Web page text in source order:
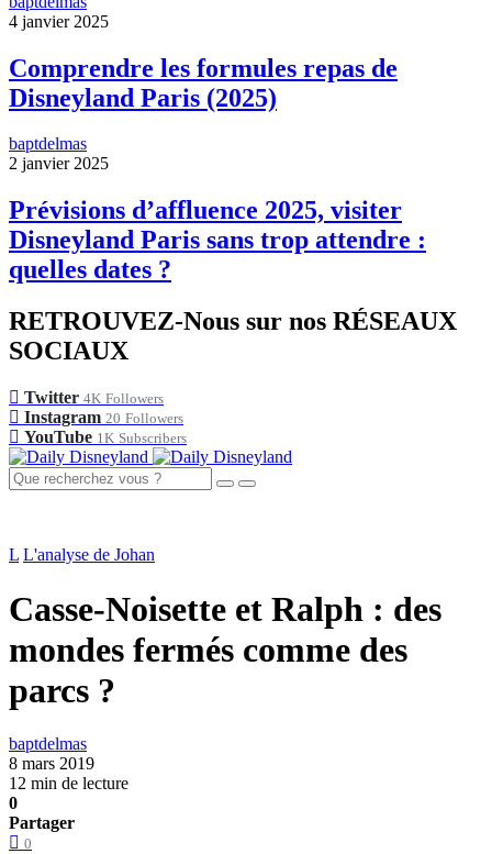
4 janvier 2025
Comprendre les formules repas de
Disneyland Paris (2025)
baptdelmas
2 janvier 2025
Prévisions d’affluence 2025, visiter
Disneyland Paris sans trop attendre :
quelles dates ?
RETROUVEZ-Nous sur nos RÉSEAUX
SOCIAUX
Twitter 4K Followers
Instagram 20 Followers
YouTube 1K Subscribers
L L'analyse de Johan
Casse-Noisette et Ralph : des
mondes fermés comme des
parcs ?
baptdelmas
8 mars 2019
12 min de lecture
0
Partager
0